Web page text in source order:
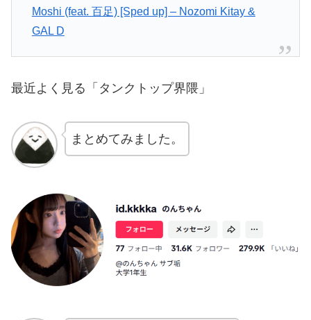
Moshi (feat. 百足) [Sped up] – Nozomi Kitay &
GAL D
最近よく見る「タンクトップ界隈」
まとめてみました。